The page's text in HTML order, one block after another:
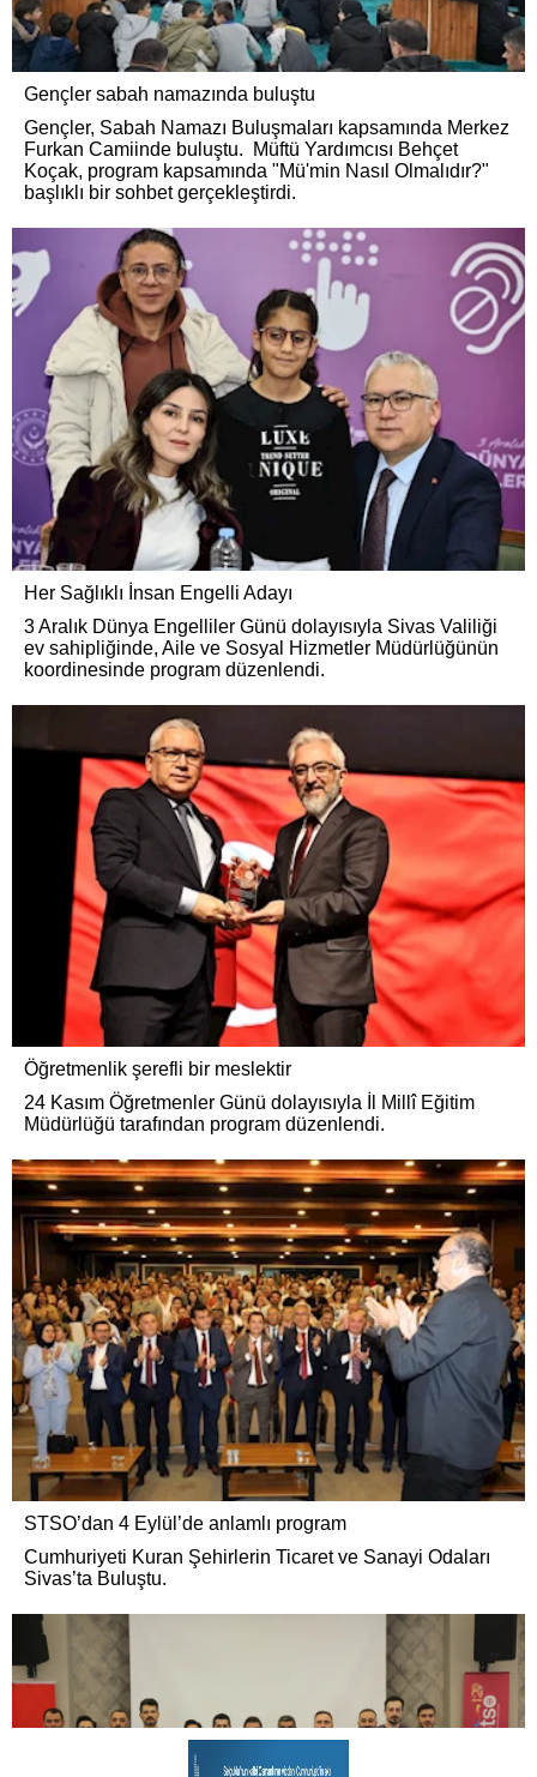
Gençler sabah namazında buluştu
Gençler, Sabah Namazı Buluşmaları kapsamında Merkez
Furkan Camiinde buluştu. Müftü Yardımcısı Behçet
Koçak, program kapsamında "Mü'min Nasıl Olmalıdır?"
başlıklı bir sohbet gerçekleştirdi.
Her Sağlıklı İnsan Engelli Adayı
3 Aralık Dünya Engelliler Günü dolayısıyla Sivas Valiliği
ev sahipliğinde, Aile ve Sosyal Hizmetler Müdürlüğünün
koordinesinde program düzenlendi.
Öğretmenlik şerefli bir meslektir
24 Kasım Öğretmenler Günü dolayısıyla İl Millî Eğitim
Müdürlüğü tarafından program düzenlendi.
STSO’dan 4 Eylül’de anlamlı program
Cumhuriyeti Kuran Şehirlerin Ticaret ve Sanayi Odaları
Sivas’ta Buluştu.